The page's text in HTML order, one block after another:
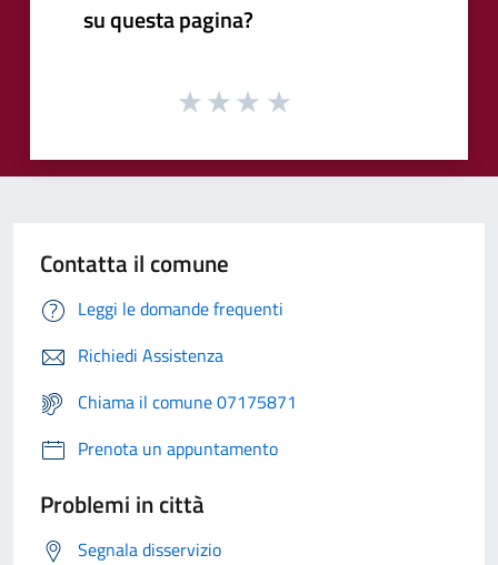
su questa pagina?
Contatta il comune
Leggi le domande frequenti
Richiedi Assistenza
Chiama il comune 07175871
Prenota un appuntamento
Problemi in città
Segnala disservizio